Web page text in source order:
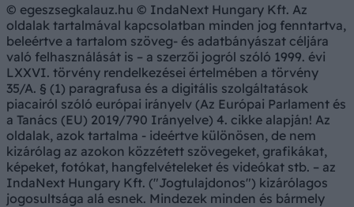
© egeszsegkalauz.hu © IndaNext Hungary Kft. Az
oldalak tartalmával kapcsolatban minden jog fenntartva,
beleértve a tartalom szöveg- és adatbányászat céljára
való felhasználását is – a szerzői jogról szóló 1999. évi
LXXVI. törvény rendelkezései értelmében a törvény
35/A. § (1) paragrafusa és a digitális szolgáltatások
piacairól szóló európai irányelv (Az Európai Parlament és
a Tanács (EU) 2019/790 Irányelve) 4. cikke alapján! Az
oldalak, azok tartalma - ideértve különösen, de nem
kizárólag az azokon közzétett szövegeket, grafikákat,
képeket, fotókat, hangfelvételeket és videókat stb. – az
IndaNext Hungary Kft. ("Jogtulajdonos") kizárólagos
jogosultsága alá esnek. Mindezek minden és bármely